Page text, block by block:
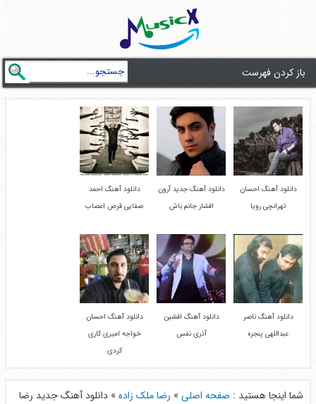
باز کردن فهرست
دانلود آهنگ احسان
تهرانچی رویا
دانلود آهنگ جدید آرون
افشار جانم باش
دانلود آهنگ احمد
صفایی قرص اعصاب
دانلود آهنگ ناصر
عبداللهی پنجره
دانلود آهنگ افشین
آذری نفس
دانلود آهنگ احسان
خواجه امیری کاری
کردی
شما اینجا هستید : صفحه اصلی» رضا ملک زاده» دانلود آهنگ جدید رضا